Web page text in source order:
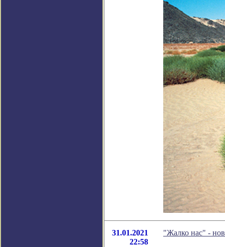
31.01.2021
22:58
"Жалко нас" -